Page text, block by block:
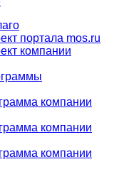
портала mos.ru
компании
компании
компании
компании